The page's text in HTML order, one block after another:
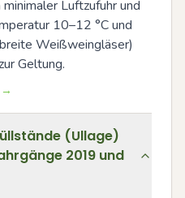
Luftzufuhr und
10–12 °C und
Weißweingläser)
Geltung.
→
(Ullage)
2019 und